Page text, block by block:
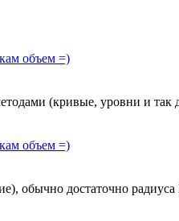
(кривые, уровни и так
обычно достаточно радиуса